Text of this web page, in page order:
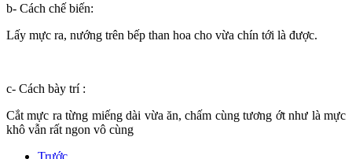
b- Cách chế biến:
Lấy mực ra, nướng trên bếp than hoa cho vừa chín tới là được.
c- Cách bày trí :
Cắt mực ra từng miếng dài vừa ăn, chấm cùng tương ớt như là mực
khô vẫn rất ngon vô cùng